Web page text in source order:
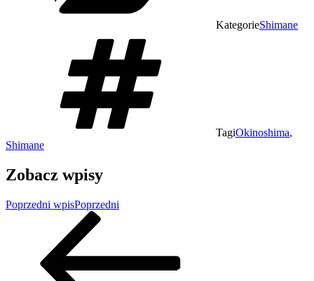
KategorieShimane
TagiOkinoshima,
Shimane
Zobacz wpisy
Poprzedni wpisPoprzedni